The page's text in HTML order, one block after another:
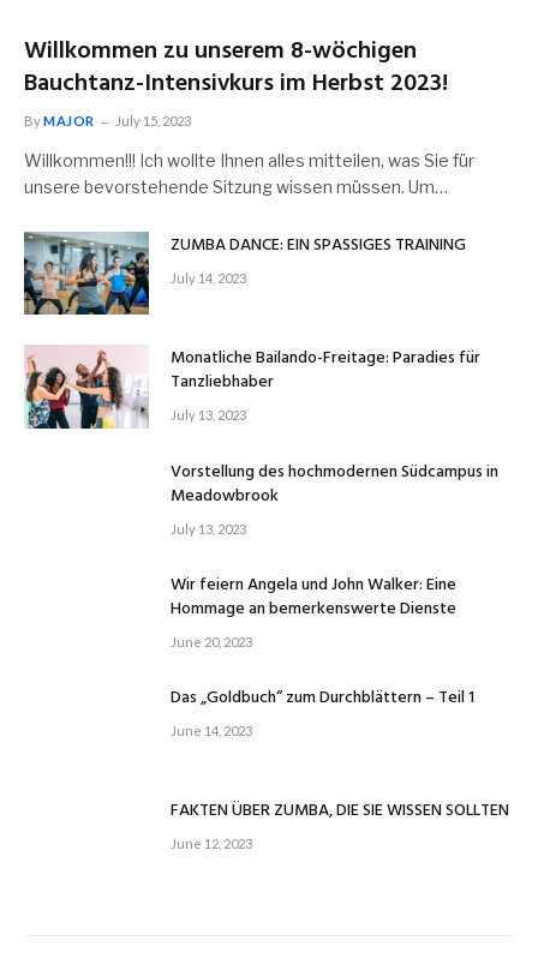
Willkommen zu unserem 8-wöchigen
Bauchtanz-Intensivkurs im Herbst 2023!
ByMAJOR July 15, 2023
Willkommen!!! Ich wollte Ihnen alles mitteilen, was Sie für
unsere bevorstehende Sitzung wissen müssen. Um…
ZUMBA DANCE: EIN SPASSIGES TRAINING
July 14, 2023
Monatliche Bailando-Freitage: Paradies für
Tanzliebhaber
July 13, 2023
Vorstellung des hochmodernen Südcampus in
Meadowbrook
July 13, 2023
Wir feiern Angela und John Walker: Eine
Hommage an bemerkenswerte Dienste
June 20, 2023
Das „Goldbuch“ zum Durchblättern – Teil 1
June 14, 2023
FAKTEN ÜBER ZUMBA, DIE SIE WISSEN SOLLTEN
June 12, 2023